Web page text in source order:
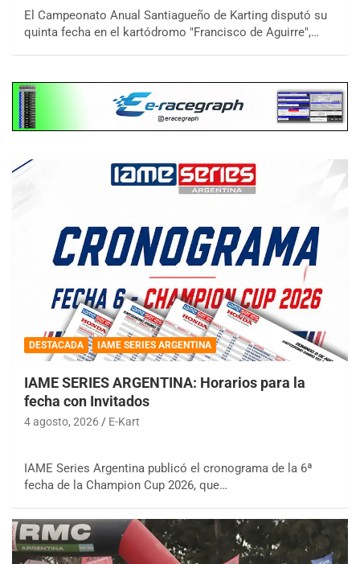
El Campeonato Anual Santiagueño de Karting disputó su
quinta fecha en el kartódromo "Francisco de Aguirre",…
DESTACADA IAME SERIES ARGENTINA
IAME SERIES ARGENTINA: Horarios para la
fecha con Invitados
4 agosto, 2026 E-Kart
IAME Series Argentina publicó el cronograma de la 6ª
fecha de la Champion Cup 2026, que…